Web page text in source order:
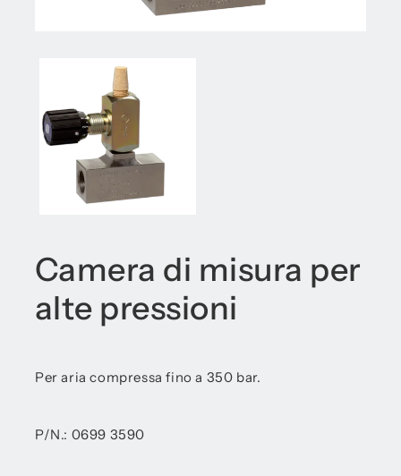
Camera di misura per
alte pressioni
Per aria compressa fino a 350 bar.
P/N.: 0699 3590